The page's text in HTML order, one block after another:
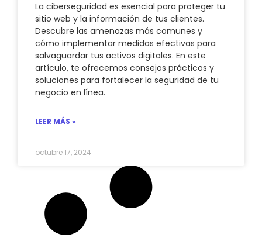
La ciberseguridad es esencial para proteger tu
sitio web y la información de tus clientes.
Descubre las amenazas más comunes y
cómo implementar medidas efectivas para
salvaguardar tus activos digitales. En este
artículo, te ofrecemos consejos prácticos y
soluciones para fortalecer la seguridad de tu
negocio en línea.
LEER MÁS »
octubre 17, 2024